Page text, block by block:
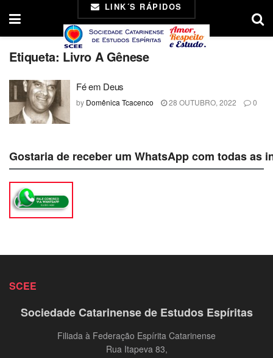
LINK´S RÁPIDOS
Etiqueta: Livro A Gênese
Fé em Deus
by Domênica Tcacenco 28 OUTUBRO, 2022 0
Gostaria de receber um WhatsApp com todas
SCEE
Sociedade Catarinense de Estudos Espíritas
Filiada à Federação Espírita Catarinense
Rua Itapeva 83,